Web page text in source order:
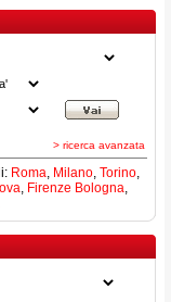
> ricerca avanzata
Roma, Milano, Torino,
, Firenze Bologna,